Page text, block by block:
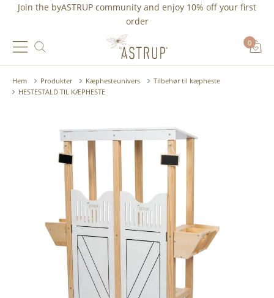
Join the byASTRUP community and enjoy 10% off your first
order
0
Hem Produkter Kæphesteunivers
Tilbehør til kæpheste
HESTESTALD TIL KÆPHESTE